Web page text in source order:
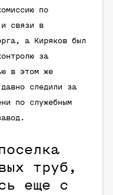
по
и связи в
а Киряков был
за
в этом же
следили за
по служебным
труб,
еще с